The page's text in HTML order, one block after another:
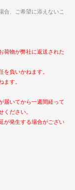
合、ご希望に添えないこ
荷物が弊社に返送された
を負いかねます。
ます。
届いてから一週間経って
ください。
が発生する場合がござい